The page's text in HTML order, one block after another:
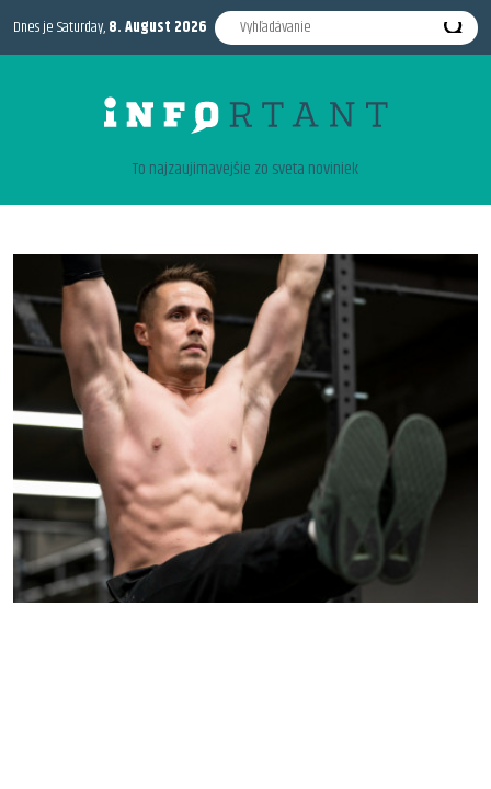
Dnes je Saturday,8. August 2026
To najzaujimavejšie zo sveta noviniek